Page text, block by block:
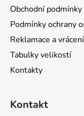
Obchodní podmínky
Podmínky ochrany
Reklamace a
Tabulky velikostí
Kontakty
Kontakt